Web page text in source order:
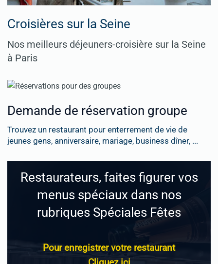
Croisières sur la Seine
Nos meilleurs déjeuners-croisière sur la Seine
à Paris
Demande de réservation groupe
Trouvez un restaurant pour enterrement de vie de
jeunes gens, anniversaire, mariage, business dîner, ...
Restaurateurs, faites figurer vos
menus spéciaux dans nos
rubriques Spéciales Fêtes
Pour enregistrer votre restaurant